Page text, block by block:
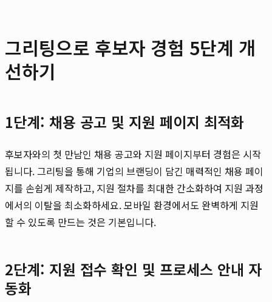
그리팅으로 후보자 경험 5단계 개
선하기
1단계: 채용 공고 및 지원 페이지 최적화
후보자와의 첫 만남인 채용 공고와 지원 페이지부터 경험은 시작
됩니다. 그리팅을 통해 기업의 브랜딩이 담긴 매력적인 채용 페이
지를 손쉽게 제작하고, 지원 절차를 최대한 간소화하여 지원 과정
에서의 이탈을 최소화하세요. 모바일 환경에서도 완벽하게 지원
할 수 있도록 만드는 것은 기본입니다.
2단계: 지원 접수 확인 및 프로세스 안내 자
동화